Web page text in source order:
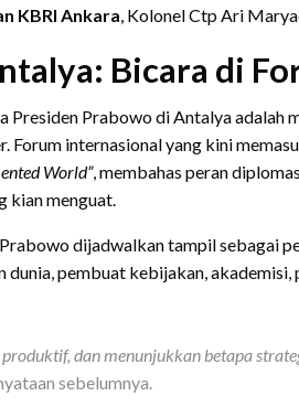
KBRI Ankara, Kolonel Ctp Ari
Bicara di
Presiden Prabowo di Antalya adalah
Forum internasional yang kini
World”, membahas peran
kian menguat.
dijadwalkan tampil sebagai
dunia, pembuat kebijakan,
dan menunjukkan betapa
sebelumnya.